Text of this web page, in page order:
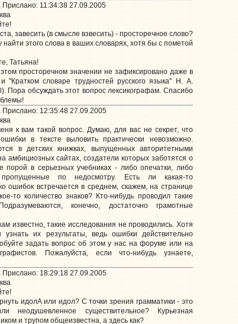
11:34:38 27.09.2005
завесить (в смысле взвесить) - просторечное слово?
найти этого слова в ваших словарях, хотя бы с пометой
Татьяна!
просторечном значении не зафиксировано даже в
"Кратком словаре трудностей русского языка" Н. А.
Пора обсуждать этот вопрос лексикографам. Спасибо
12:35:48 27.09.2005
к вам такой вопрос. Думаю, для вас не секрет, что
в тексте выловить практически невозможно.
в детских книжках, выпущенных авторитетными
амбициозных сайтах, создатели которых заботятся о
порой в серьезных учебниках - либо опечатки, либо
пропущенные по недосмотру. Есть ли какая-то
ошибок встречается в среднем, скажем, на странице
то количество знаков? Кто-нибудь проводил такие
конечно, достаточно грамотные
известно, такие исследования не проводились. Хотя
их результаты, ведь ошибки действительно
задать вопрос об этом у нас на форуме или на
Пожалуйста, если что-нибудь узнаете,
18:29:18 27.09.2005
идолА или идол? С точки зрения грамматики - это
неодушевленное существительное? Курьезная
и трупом общеизвестна, а здесь как?